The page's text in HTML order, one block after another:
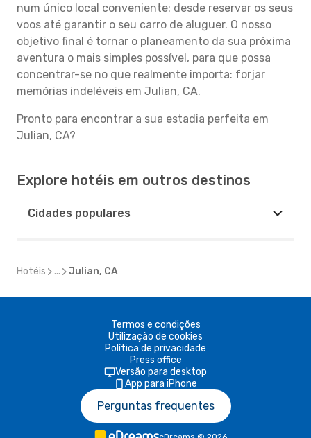
num único local conveniente: desde reservar os seus
voos até garantir o seu carro de aluguer. O nosso
objetivo final é tornar o planeamento da sua próxima
aventura o mais simples possível, para que possa
concentrar-se no que realmente importa: forjar
memórias indeléveis em Julian, CA.
Pronto para encontrar a sua estadia perfeita em
Julian, CA?
Explore hotéis em outros destinos
Cidades populares
Hotéis ... Julian, CA
Termos e condições
Utilização de cookies
Política de privacidade
Press office
Versão para desktop
App para iPhone
Perguntas frequentes